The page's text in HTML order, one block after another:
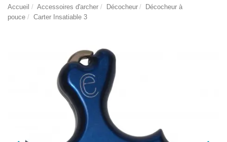
Accueil Accessoires d'archer Décocheur
Décocheur à
pouce
Carter Insatiable 3